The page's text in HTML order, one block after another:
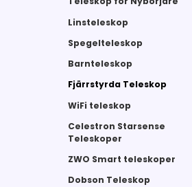
Linsteleskop
Spegelteleskop
Barnteleskop
Fjärrstyrda Teleskop
WiFi teleskop
Celestron Starsense
Teleskoper
ZWO Smart teleskoper
Dobson Teleskop